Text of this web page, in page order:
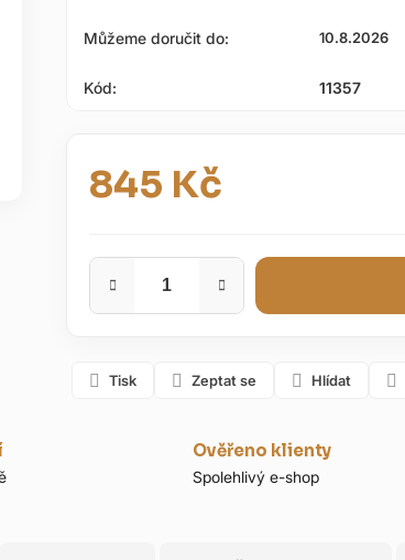
Můžeme doručit do: 10.8.2026
Kód: 11357
845 Kč
Měrná cena:
Tisk Zeptat se Hlídat
Ověřeno klienty
Spolehlivý e-shop